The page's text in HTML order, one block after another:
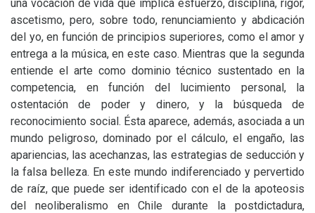
una vocación de vida que implica esfuerzo, disciplina, rigor,
ascetismo, pero, sobre todo, renunciamiento y abdicación
del yo, en función de principios superiores, como el amor y
entrega a la música, en este caso. Mientras que la segunda
entiende el arte como dominio técnico sustentado en la
competencia, en función del lucimiento personal, la
ostentación de poder y dinero, y la búsqueda de
reconocimiento social. Ésta aparece, además, asociada a un
mundo peligroso, dominado por el cálculo, el engaño, las
apariencias, las acechanzas, las estrategias de seducción y
la falsa belleza. En este mundo indiferenciado y pervertido
de raíz, que puede ser identificado con el de la apoteosis
del neoliberalismo en Chile durante la postdictadura,